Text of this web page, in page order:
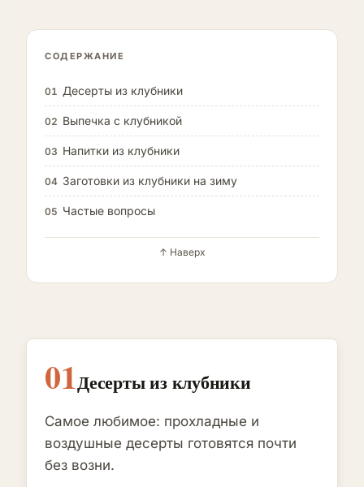
СОДЕРЖАНИЕ
01 Десерты из клубники
02 Выпечка с клубникой
03 Напитки из клубники
04 Заготовки из клубники на зиму
05 Частые вопросы
↑ Наверх
01Десерты из клубники
Самое любимое: прохладные и
воздушные десерты готовятся почти
без возни.